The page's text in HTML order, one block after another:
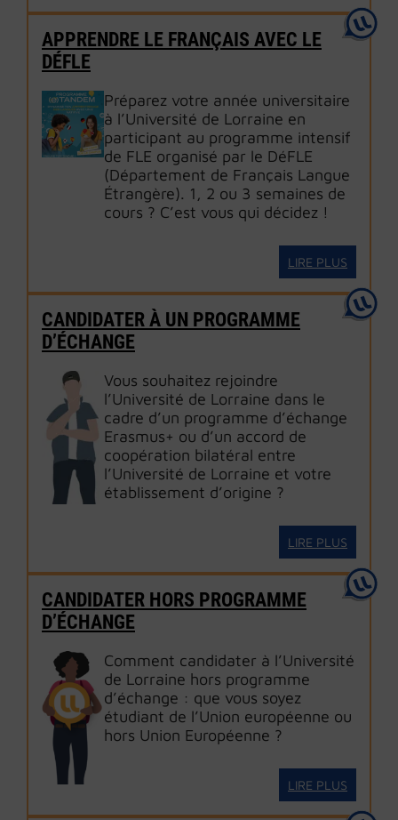
APPRENDRE LE FRANÇAIS AVEC LE
DÉFLE
Préparez votre année universitaire
à l’Université de Lorraine en
participant au programme intensif
de FLE organisé par le DéFLE
(Département de Français Langue
Étrangère). 1, 2 ou 3 semaines de
cours ? C’est vous qui décidez !
LIRE PLUS
CANDIDATER À UN PROGRAMME
D’ÉCHANGE
Vous souhaitez rejoindre
l’Université de Lorraine dans le
cadre d’un programme d’échange
Erasmus+ ou d’un accord de
coopération bilatéral entre
l’Université de Lorraine et votre
établissement d’origine ?
LIRE PLUS
CANDIDATER HORS PROGRAMME
D’ÉCHANGE
Comment candidater à l’Université
de Lorraine hors programme
d’échange : que vous soyez
étudiant de l’Union européenne ou
hors Union Européenne ?
LIRE PLUS